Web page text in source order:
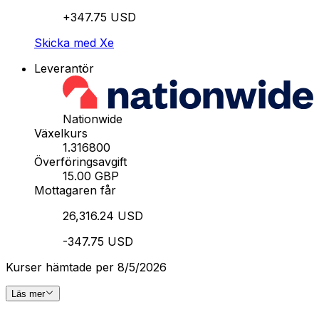
+347.75 USD
Skicka med Xe
Leverantör
Nationwide
Växelkurs
1.316800
Överföringsavgift
15.00 GBP
Mottagaren får
26,316.24 USD
-347.75 USD
Kurser hämtade per 8/5/2026
Läs mer